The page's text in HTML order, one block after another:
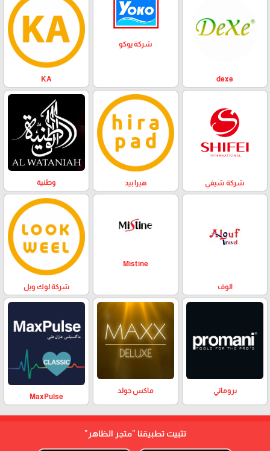
dexe
شركة يوكو
KA
شركة شيفي هيرا بيد وطنية
الوف
Mistine
شركة لوك ويل
بروماني ماكس جولد
MaxPulse
تثبيت تطبيقنا "متجر الظاهر"